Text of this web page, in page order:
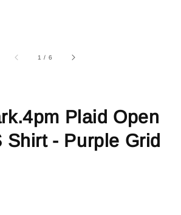
1 / 6
Plaid Open
Shirt - Purple Grid